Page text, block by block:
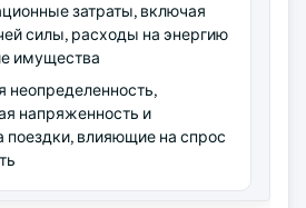
затраты, включая
силы, расходы на энергию
имущества
неопределенность,
напряженность и
поездки, влияющие на спрос